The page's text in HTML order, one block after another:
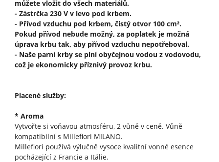
můžete vložit do všech materiálů.
- Zástrčka 230 V v levo pod krbem.
- Přívod vzduchu pod krbem, čistý otvor 100 cm².
Pokud přívod nebude možný, za poplatek je možná
úprava krbu tak, aby přívod vzduchu nepotřeboval.
- Naše parní krby se plní obyčejnou vodou z vodovodu,
což je ekonomicky příznivý provoz krbu.
Placené služby:
* Aroma
Vytvořte si voňavou atmosféru, 2 vůně v ceně. Vůně
kompatibilní s Millefiori MILANO.
Millefiori používá výlučně vysoce kvalitní vonné esence
pocházející z Francie a Itálie.